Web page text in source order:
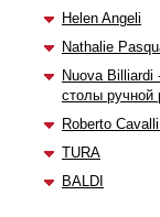
Helen Angeli
Nathalie
Nuova
столы ручной
Roberto
TURA
BALDI